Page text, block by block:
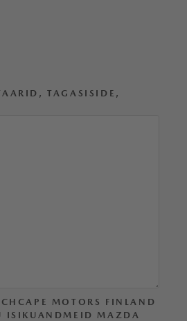
TAGASISIDE,
MOTORS FINLAND
ISIKUANDMEID MAZDA